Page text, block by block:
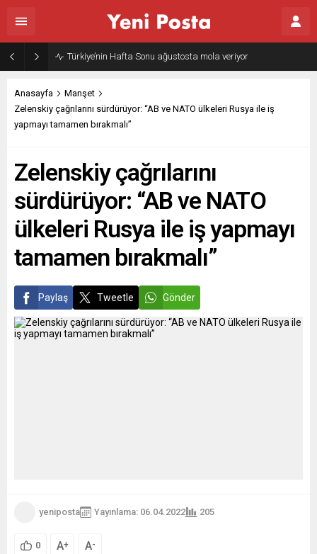
Türkiye’nin Hafta Sonu ağustosta mola veriyor
Anasayfa
Manşet
Zelenskiy çağrılarını sürdürüyor: “AB ve NATO ülkeleri Rusya ile iş
yapmayı tamamen bırakmalı”
Zelenskiy çağrılarını
sürdürüyor: “AB ve NATO
ülkeleri Rusya ile iş yapmayı
tamamen bırakmalı”
Paylaş Tweetle Gönder
yeniposta Yayınlama: 06.04.2022 205
0 A+ A-